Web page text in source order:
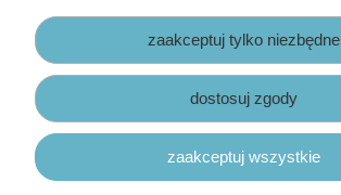
Zapisy prawne
zaakceptuj tylko niezbędne
dostosuj zgody
zaakceptuj wszystkie